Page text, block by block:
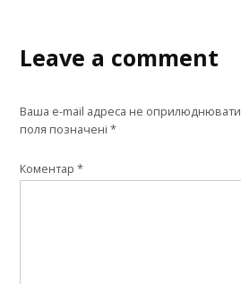
Leave a comment
Ваша e-mail адреса не
поля позначені*
Коментар*